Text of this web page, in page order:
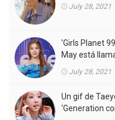
July 28, 2021
'Girls Planet
May está
July 28, 2021
Un gif de
'Generation